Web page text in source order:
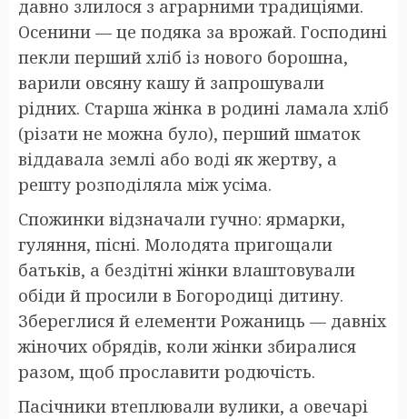
давно злилося з аграрними традиціями.
Осенини — це подяка за врожай. Господині
пекли перший хліб із нового борошна,
варили овсяну кашу й запрошували
рідних. Старша жінка в родині ламала хліб
(різати не можна було), перший шматок
віддавала землі або воді як жертву, а
решту розподіляла між усіма.
Спожинки відзначали гучно: ярмарки,
гуляння, пісні. Молодята пригощали
батьків, а бездітні жінки влаштовували
обіди й просили в Богородиці дитину.
Збереглися й елементи Рожаниць — давніх
жіночих обрядів, коли жінки збиралися
разом, щоб прославити родючість.
Пасічники втеплювали вулики, а овечарі